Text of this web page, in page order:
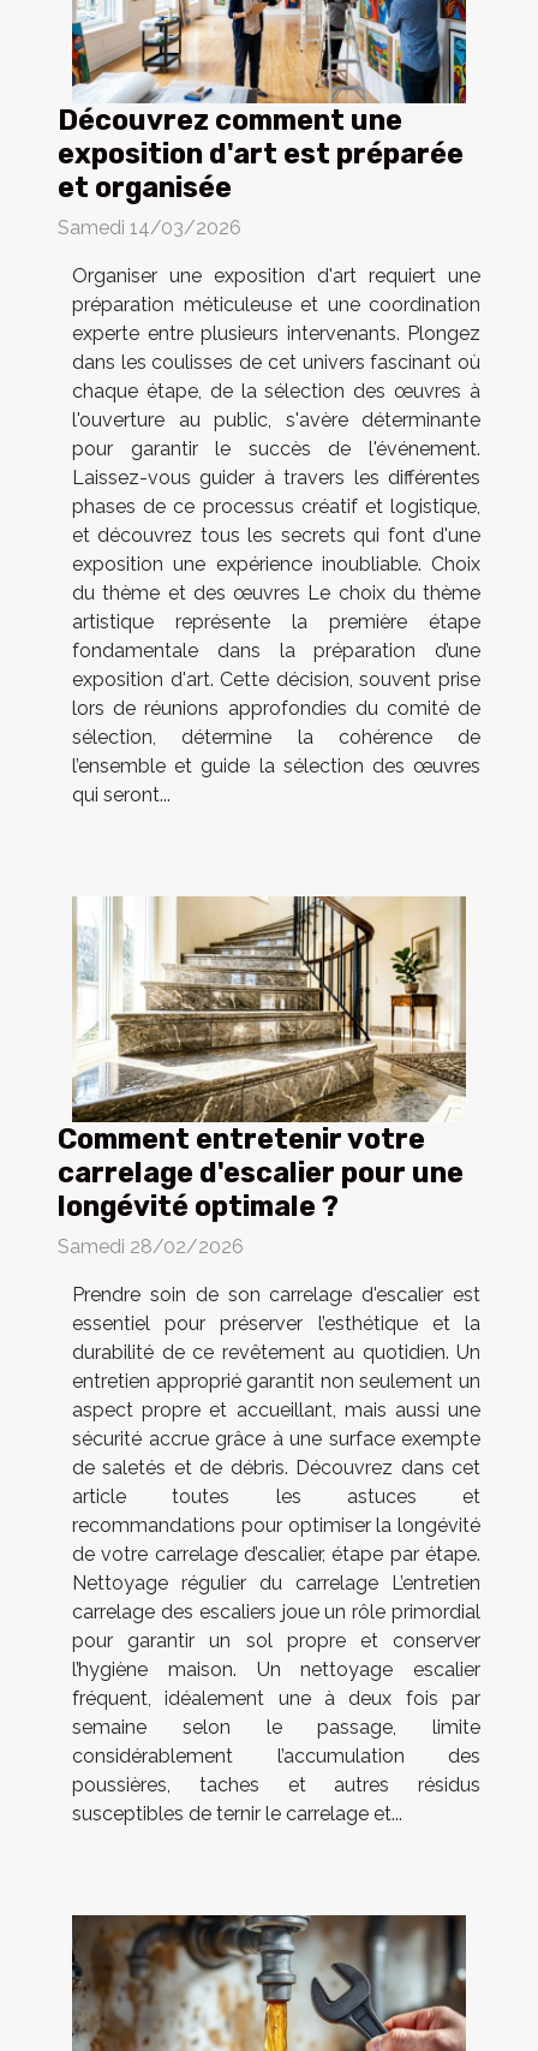
Découvrez comment une
exposition d'art est préparée
et organisée
Samedi 14/03/2026
Organiser une exposition d'art requiert une
préparation méticuleuse et une coordination
experte entre plusieurs intervenants. Plongez
dans les coulisses de cet univers fascinant où
chaque étape, de la sélection des œuvres à
l'ouverture au public, s'avère déterminante
pour garantir le succès de l'événement.
Laissez-vous guider à travers les différentes
phases de ce processus créatif et logistique,
et découvrez tous les secrets qui font d'une
exposition une expérience inoubliable. Choix
du thème et des œuvres Le choix du thème
artistique représente la première étape
fondamentale dans la préparation d’une
exposition d'art. Cette décision, souvent prise
lors de réunions approfondies du comité de
sélection, détermine la cohérence de
l’ensemble et guide la sélection des œuvres
qui seront...
Comment entretenir votre
carrelage d'escalier pour une
longévité optimale ?
Samedi 28/02/2026
Prendre soin de son carrelage d'escalier est
essentiel pour préserver l’esthétique et la
durabilité de ce revêtement au quotidien. Un
entretien approprié garantit non seulement un
aspect propre et accueillant, mais aussi une
sécurité accrue grâce à une surface exempte
de saletés et de débris. Découvrez dans cet
article toutes les astuces et
recommandations pour optimiser la longévité
de votre carrelage d’escalier, étape par étape.
Nettoyage régulier du carrelage L’entretien
carrelage des escaliers joue un rôle primordial
pour garantir un sol propre et conserver
l’hygiène maison. Un nettoyage escalier
fréquent, idéalement une à deux fois par
semaine selon le passage, limite
considérablement l’accumulation des
poussières, taches et autres résidus
susceptibles de ternir le carrelage et...